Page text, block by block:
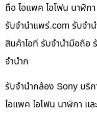
ถือ ไอแพค ไอโฟน นาฬิก
รับจํานําแพร่.com รับจำ
สินค้าไอที รับจำนำมือถือ
จำนำก
รับจำนำกล้อง Sony บริ
ไอแพค ไอโฟน นาฬิกา แ